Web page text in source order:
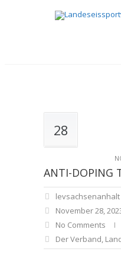
28
ANTI-DOPING
levsachsenanhalt
November 28,
No Comments
Der Verband,